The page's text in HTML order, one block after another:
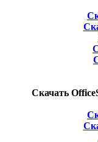
Скачать